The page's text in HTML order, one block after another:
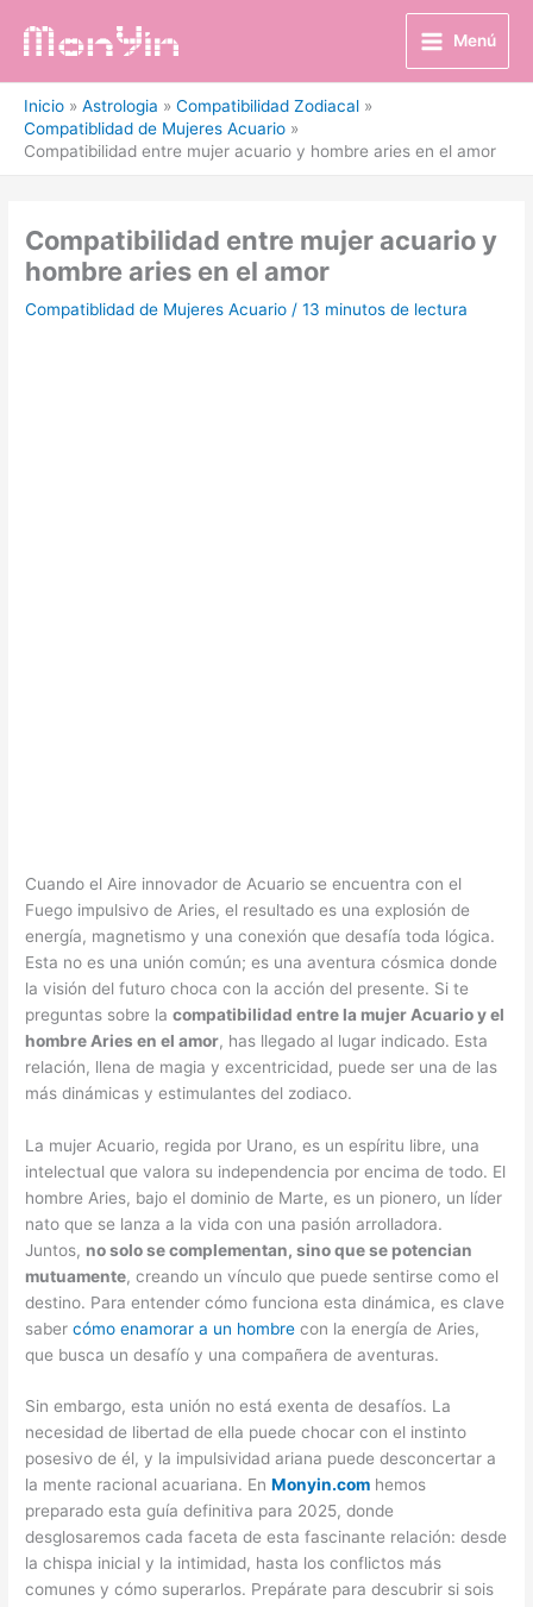
Menú
Inicio Astrologia
Compatibilidad Zodiacal
Compatiblidad de Mujeres Acuario
Compatibilidad entre mujer acuario y hombre aries en el amor
Compatibilidad entre mujer acuario y
hombre aries en el amor
Compatiblidad de Mujeres Acuario /13 minutos de lectura
Cuando el Aire innovador de Acuario se encuentra con el
Fuego impulsivo de Aries, el resultado es una explosión de
energía, magnetismo y una conexión que desafía toda lógica.
Esta no es una unión común; es una aventura cósmica donde
la visión del futuro choca con la acción del presente. Si te
preguntas sobre lacompatibilidad entre la mujer Acuario y el
hombre Aries en el amor, has llegado al lugar indicado. Esta
relación, llena de magia y excentricidad, puede ser una de las
más dinámicas y estimulantes del zodiaco.
La mujer Acuario, regida por Urano, es un espíritu libre, una
intelectual que valora su independencia por encima de todo. El
hombre Aries, bajo el dominio de Marte, es un pionero, un líder
nato que se lanza a la vida con una pasión arrolladora.
Juntos, no solo se complementan, sino que se potencian
mutuamente, creando un vínculo que puede sentirse como el
destino. Para entender cómo funciona esta dinámica, es clave
sabercómo enamorar a un hombre con la energía de Aries,
que busca un desafío y una compañera de aventuras.
Sin embargo, esta unión no está exenta de desafíos. La
necesidad de libertad de ella puede chocar con el instinto
posesivo de él, y la impulsividad ariana puede desconcertar a
la mente racional acuariana. EnMonyin.com hemos
preparado esta guía definitiva para 2025, donde
desglosaremos cada faceta de esta fascinante relación: desde
la chispa inicial y la intimidad, hasta los conflictos más
comunes y cómo superarlos. Prepárate para descubrir si sois